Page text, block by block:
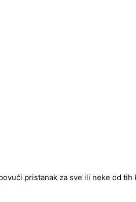
pristanak za sve ili neke od tih